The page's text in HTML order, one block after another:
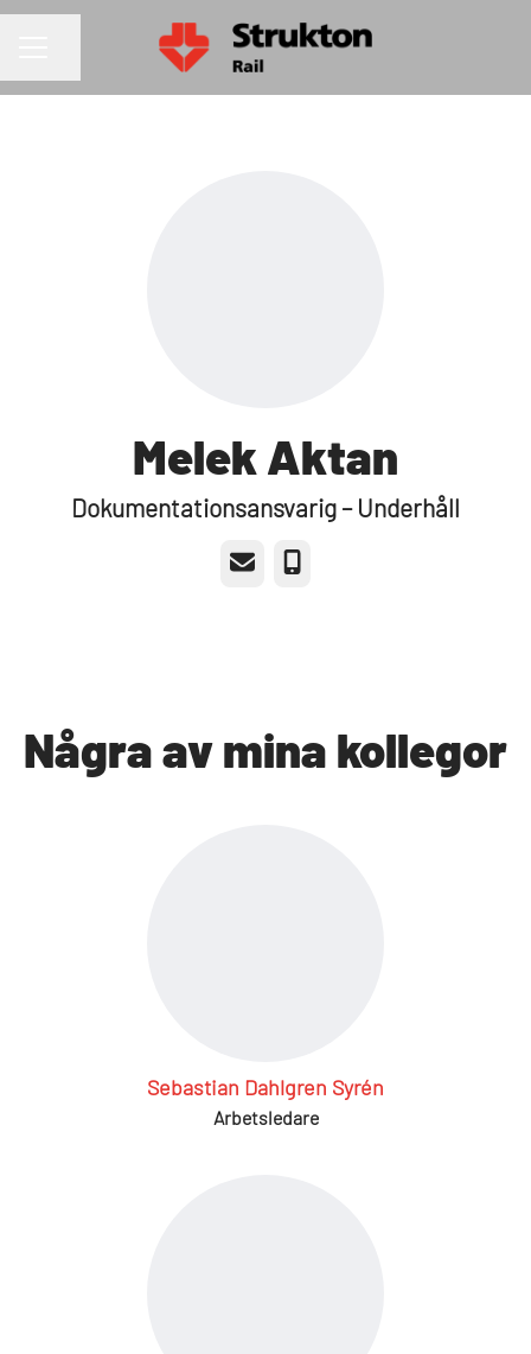
Melek Aktan
Dokumentationsansvarig – Underhåll
E-post Telefon
Några av mina kollegor
Sebastian Dahlgren Syrén
Arbetsledare